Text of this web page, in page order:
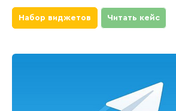
Набор виджетов Читать кейс